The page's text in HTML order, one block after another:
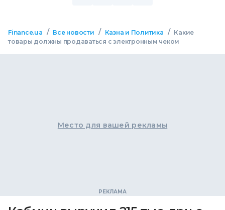
Finance.ua / Все новости / Казна и Политика / Какие
товары должны продаваться с электронным чеком
Место для вашей рекламы